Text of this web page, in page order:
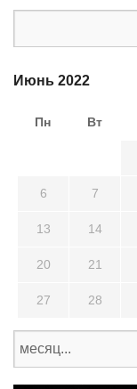
Июнь 2022
Пн Вт
6 7
13 14
20 21
27 28